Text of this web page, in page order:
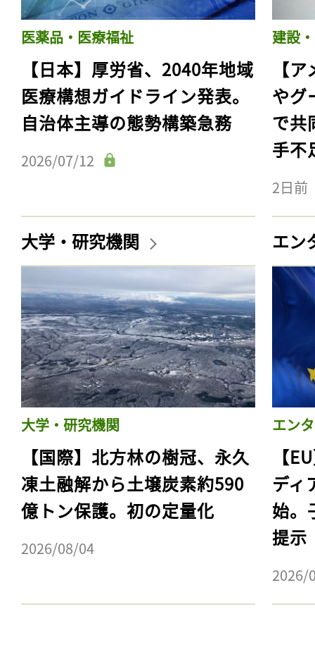
医薬品・医療福祉
【日本】厚労省、2040年地域
医療構想ガイドライン発表。
自治体主導の態勢構築急務
2026/07/12
建設
【
やグ
で共
手不
2日前
大学・研究機関
大学・研究機関
【国際】北方林の樹冠、永久
凍土融解から土壌炭素約590
億トン保護。初の定量化
2026/08/04
エン
エン
【
ディ
始。
提示
2026/